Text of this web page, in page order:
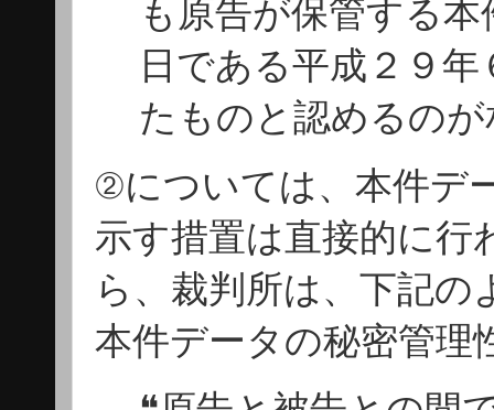
も原告が保管する
日である平成２９
たものと認めるの
②については、本件デ
示す措置は直接的に
ら、裁判所は、下記
本件データの秘密管理